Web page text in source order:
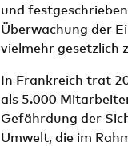
und
Überwachung der
vielmehr gesetzlich
In Frankreich trat
als 5.000
Gefährdung der
Umwelt, die im